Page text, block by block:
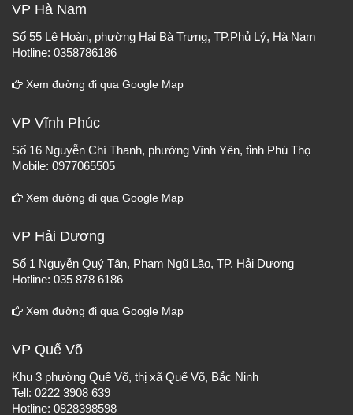
VP Hà Nam
Số 55 Lê Hoàn, phường Hai Bà Trưng, TP.Phủ Lý, Hà Nam
Hotline: 0358786186
Xem đường đi qua Google Map
VP Vĩnh Phúc
Số 16 Nguyễn Chí Thanh, phường Vĩnh Yên, tỉnh Phú Thọ
Mobile: 0977065505
Xem đường đi qua Google Map
VP Hải Dương
Số 1 Nguyễn Quý Tân, Phạm Ngũ Lão, TP. Hải Dương
Hotline: 035 878 6186
Xem đường đi qua Google Map
VP Quế Võ
Khu 3 phường Quế Võ, thị xã Quế Võ, Bắc Ninh
Tell: 0222 3908 639
Hotline: 0828398598